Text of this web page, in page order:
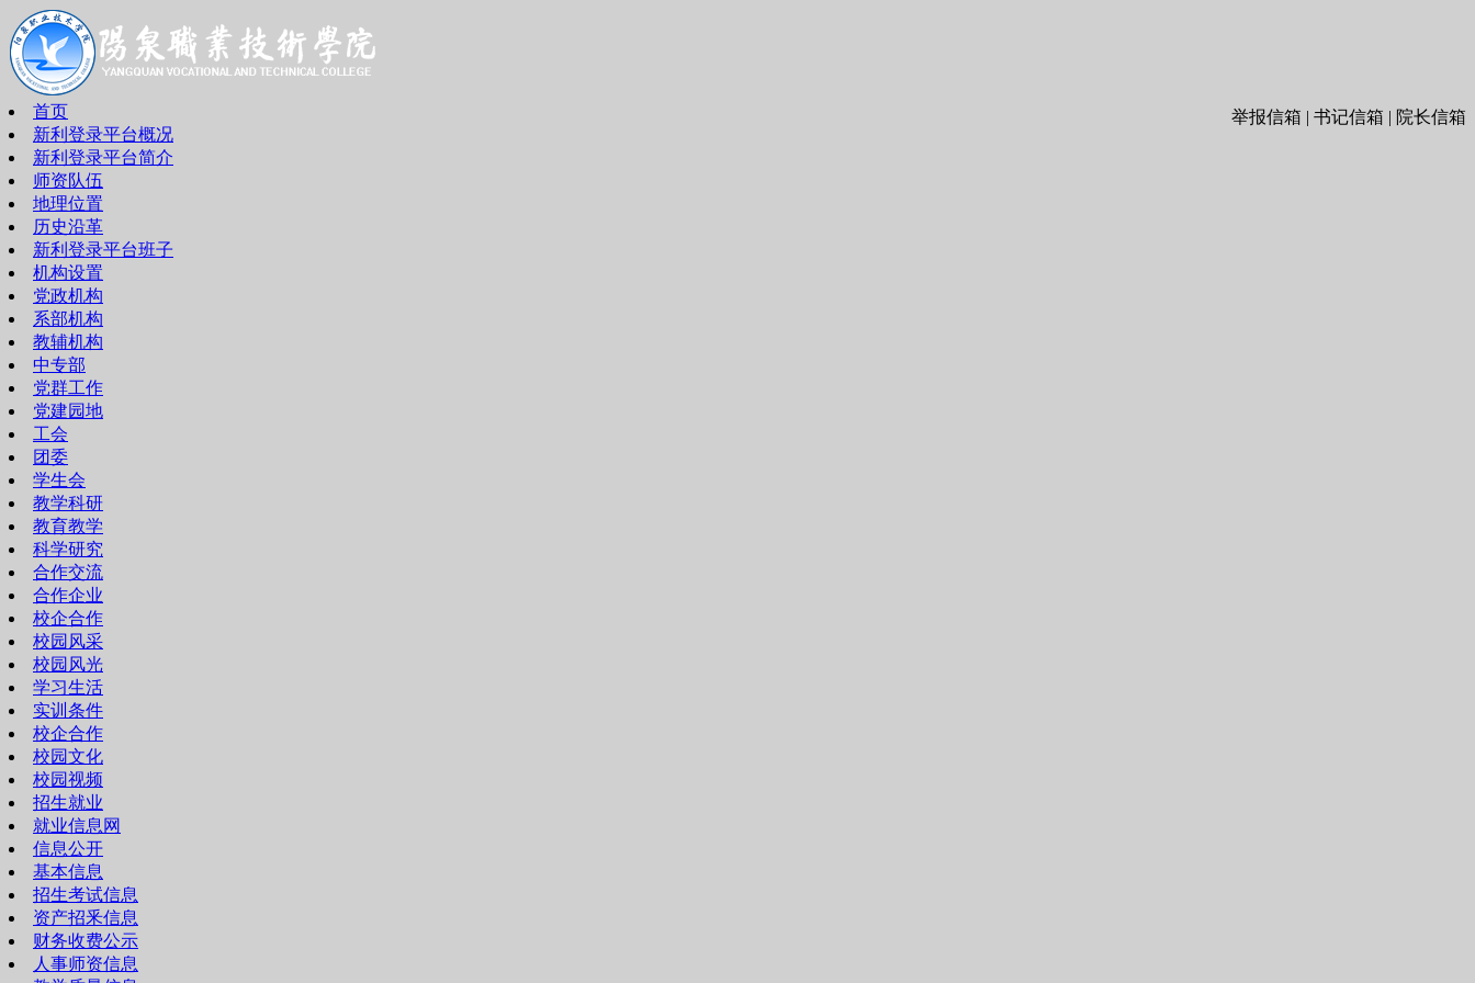
举报信箱 | 书记信箱 | 院长信箱
首页
新利登录平台概况
新利登录平台简介
师资队伍
地理位置
历史沿革
新利登录平台班子
机构设置
党政机构
系部机构
教辅机构
中专部
党群工作
党建园地
工会
团委
学生会
教学科研
教育教学
科学研究
合作交流
合作企业
校企合作
校园风采
校园风光
学习生活
实训条件
校企合作
校园文化
校园视频
招生就业
就业信息网
信息公开
基本信息
招生考试信息
资产招釆信息
财务收费公示
人事师资信息